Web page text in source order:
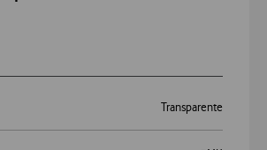
Transparente